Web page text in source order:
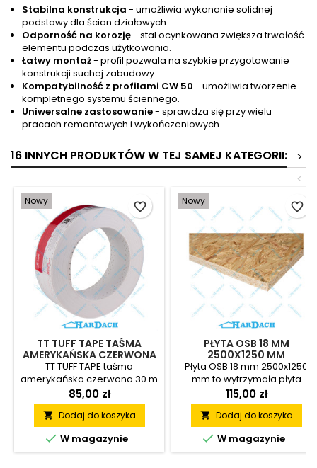
Stabilna konstrukcja - umożliwia wykonanie solidnej
podstawy dla ścian działowych.
Odporność na korozję- stal ocynkowana zwiększa trwałość
elementu podczas użytkowania.
Łatwy montaż- profil pozwala na szybkie przygotowanie
konstrukcji suchej zabudowy.
Kompatybilność z profilami CW 50 - umożliwia tworzenie
kompletnego systemu ściennego.
Uniwersalne zastosowanie- sprawdza się przy wielu
pracach remontowych i wykończeniowych.
16 INNYCH PRODUKTÓW W TEJ SAMEJ KATEGORII:
>
<
Nowy
TT TUFF TAPE TAŚMA
AMERYKAŃSKA CZERWONA
30 M
TT TUFF TAPE taśma
amerykańska czerwona 30 m
to profesjonalna taśma do
płyt GK, która zapewnia
trwałe wzmacnianie spoin,
odporność na wilgoć oraz
wysoką wytrzymałość
mechaniczną. Doskonale
85,00 zł
 Dodaj do koszyka
 W magazynie
favorite_border Nowy
PŁYTA OSB 18 MM
2500X1250 MM
Płyta OSB 18 mm 2500x1250
mm to wytrzymała płyta
konstrukcyjna
drewnopochodna
przeznaczona do szerokiego
zastosowania w
budownictwie. Stabilna
konstrukcja, łatwa obróbka i
115,00 zł
 Dodaj do koszyka
 W magazynie
favorite_border